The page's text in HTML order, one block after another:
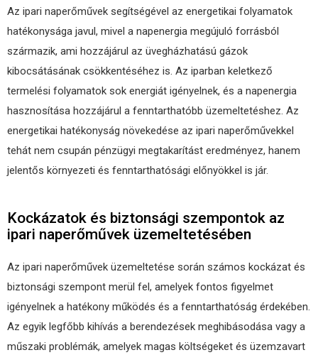
Az ipari naperőművek segítségével az energetikai folyamatok
hatékonysága javul, mivel a napenergia megújuló forrásból
származik, ami hozzájárul az üvegházhatású gázok
kibocsátásának csökkentéséhez is. Az iparban keletkező
termelési folyamatok sok energiát igényelnek, és a napenergia
hasznosítása hozzájárul a fenntarthatóbb üzemeltetéshez. Az
energetikai hatékonyság növekedése az ipari naperőművekkel
tehát nem csupán pénzügyi megtakarítást eredményez, hanem
jelentős környezeti és fenntarthatósági előnyökkel is jár.
Kockázatok és biztonsági szempontok az
ipari naperőművek üzemeltetésében
Az ipari naperőművek üzemeltetése során számos kockázat és
biztonsági szempont merül fel, amelyek fontos figyelmet
igényelnek a hatékony működés és a fenntarthatóság érdekében.
Az egyik legfőbb kihívás a berendezések meghibásodása vagy a
műszaki problémák, amelyek magas költségeket és üzemzavart